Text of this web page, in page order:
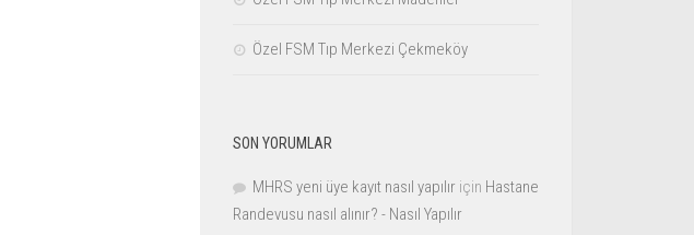
Özel FSM Tıp Merkezi Çekmeköy
SON YORUMLAR
MHRS yeni üye kayıt nasıl yapılır için Hastane
Randevusu nasıl alınır? - Nasıl Yapılır